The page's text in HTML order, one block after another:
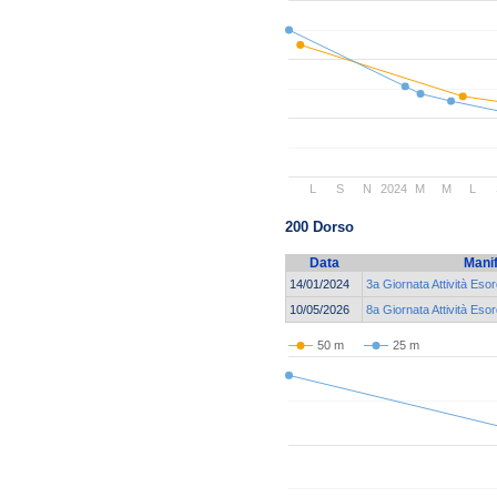
2024
S N M M
200 Dorso
Data
14/01/2024
3a Giornata Attività
10/05/2026
8a Giornata Attività
50 m 25 m